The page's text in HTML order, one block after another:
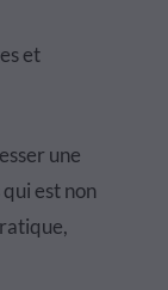
et
une
est non